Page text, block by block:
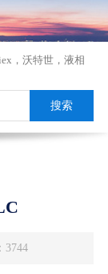
， 沃特世， 液相
3744